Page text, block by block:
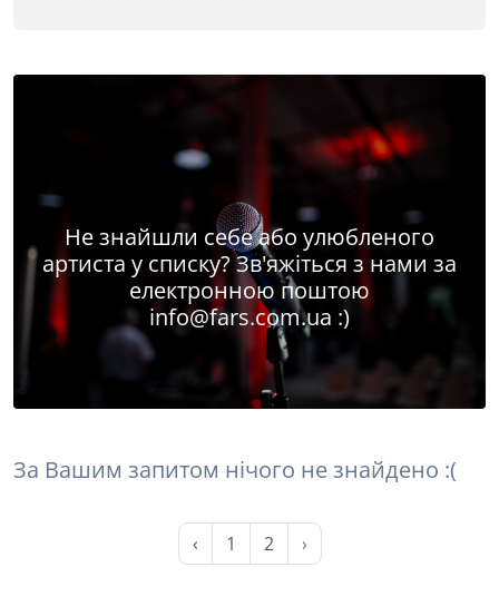
Не знайшли себе або улюбленого
артиста у списку? Зв'яжіться з нами за
електронною поштою
info@fars.com.ua :)
За Вашим запитом нічого не знайдено :(
‹ 1 2 ›